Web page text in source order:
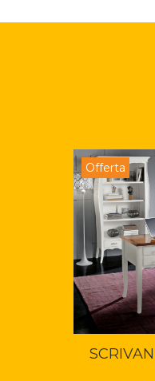
Offerta